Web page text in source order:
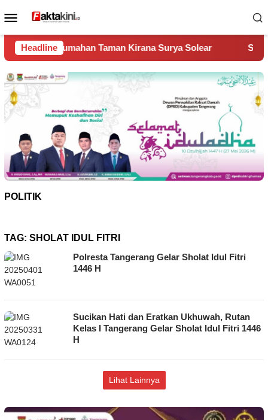
ke
Menu
Mobile
Headline
Taman Kirana Surya Solear Spanyol Juara Piala
POLITIK
TAG: SHOLAT IDUL FITRI
Polresta Tangerang Gelar Sholat Idul Fitri
1446 H
Sucikan Hati dan Eratkan Ukhuwah, Rutan
Kelas I Tangerang Gelar Sholat Idul Fitri 1446
H
Lihat Lainnya